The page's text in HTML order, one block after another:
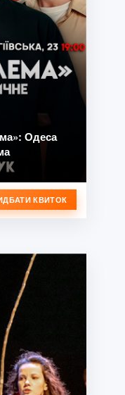
Одеса
КВИТОК